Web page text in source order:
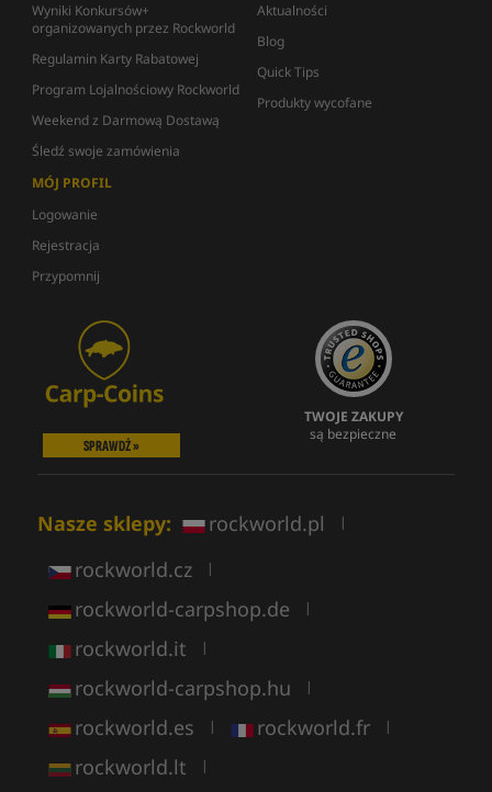
Wyniki Konkursów+
organizowanych przez Rockworld
Regulamin Karty Rabatowej
Program Lojalnościowy Rockworld
Weekend z Darmową Dostawą
Śledź swoje zamówienia
Aktualności
Blog
Quick Tips
Produkty wycofane
MÓJ PROFIL
Logowanie
Rejestracja
Przypomnij
SPRAWDŹ »
TWOJE ZAKUPY
są bezpieczne
Nasze sklepy: rockworld.pl |
rockworld.cz |
rockworld-carpshop.de |
rockworld.it |
rockworld-carpshop.hu |
rockworld.es | rockworld.fr |
rockworld.lt |